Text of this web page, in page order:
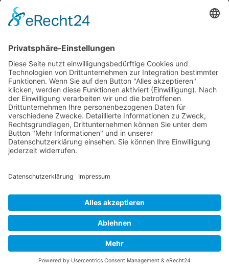
Information
Sachsen und Thüringen. Er ist als eingetragener Verein tätig und
gleichzeitig Veranstalter der Spiele der Regionalliga in
verschiedenen Ligen.
Die RLSO ist jetzt auch erreichbar unter der Adresse
Wir betreiben ...